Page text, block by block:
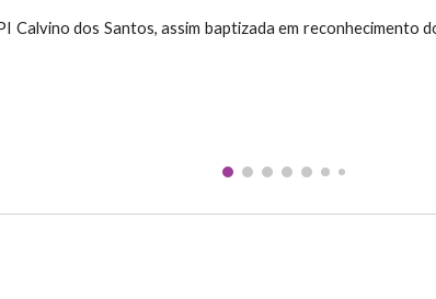
Calvino dos Santos, assim baptizada em